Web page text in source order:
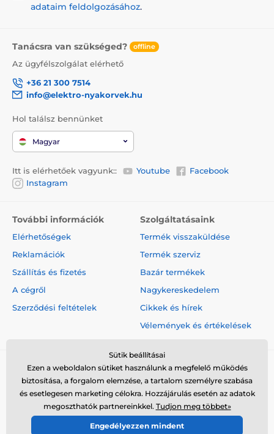
adataim feldolgozásához.
Tanácsra van szükséged? offline
Az ügyfélszolgálat elérhető
+36 21 300 7514
info@elektro-nyakorvek.hu
Hol találsz bennünket
Magyar
Itt is elérhetőek vagyunk:: Youtube
Facebook
Instagram
További információk
Elérhetőségek
Reklamációk
Szállítás és fizetés
A cégről
Szerződési feltételek
Szolgáltatásaink
Termék visszaküldése
Termék szerviz
Bazár termékek
Nagykereskedelem
Cikkek és hírek
Vélemények és értékelések
© 2026 www.elektro-nyakorvek.hu ⦁ Webshop szolgáltatónk a
SIMPLIA.cz
Sütik beállításai
Ezen a weboldalon sütiket használunk a megfelelő működés
biztosítása, a forgalom elemzése, a tartalom személyre szabása
és esetlegesen marketing célokra. Hozzájárulás esetén az adatok
megoszthatók partnereinkkel. Tudjon meg többet»
Engedélyezzen mindent